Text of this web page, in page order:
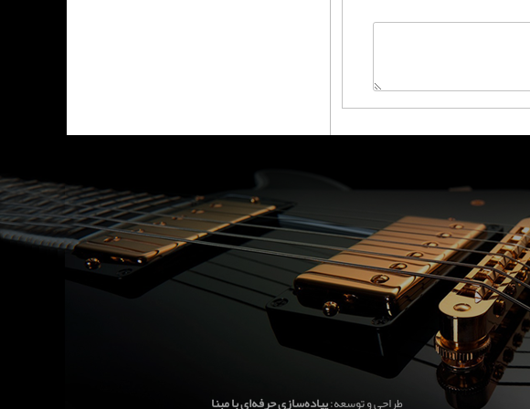
طراحی و توسعه:پیاده‌سازی حرفه‌ای با مبنا